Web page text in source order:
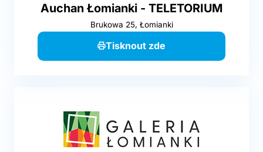
Auchan Łomianki - TELETORIUM
Brukowa 25, Łomianki
Tisknout zde